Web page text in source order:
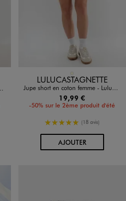
Disponible en 1 coloris
LULUCASTAGNETTE
Jupe short en coton femme - LuluCastagnette x Alizée
19,99 €
-50% sur le 2ème produit d'été
5/5 de moyenne
(18 avis)
AJOUTERAU PANIER